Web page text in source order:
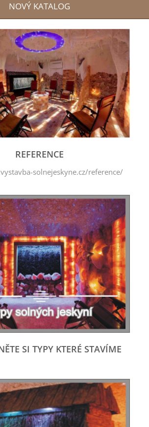
NOVÝ KATALOG
REFERENCE
solnejeskyne.cz/reference/
SI TYPY KTERÉ STAVÍME